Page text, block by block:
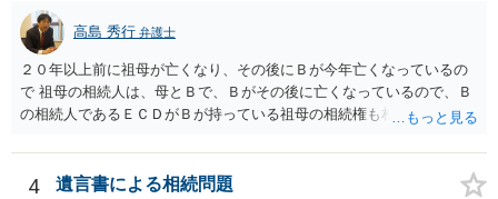
高島 秀行 弁護士
２０年以上前に祖母が亡くなり、その後にＢが今年亡くなっているの
で 祖母の相続人は、母とＢで、Ｂがその後に亡くなっているので、Ｂ
の相続人であるＥＣＤがＢが持っている祖母の相続権も相続すること
Ｅも行う必要があります。 Ｂの配偶者であるＥは常にＢの相続人とな
ります。
4 遺言書による相続問題